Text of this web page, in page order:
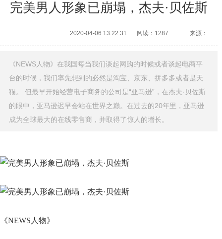
完美男人形象已崩塌，杰夫·贝佐斯
2020-04-06 13:22:31 阅读：1287 来源：
《NEWS人物》在我国每当我们谈起网购的时候或者谈起电商平
台的时候，我们率先想到的必然是淘宝、京东、拼多多或者是天
猫。 但最早开始经营电子商务的公司是“亚马逊”，在杰夫·贝佐斯
的眼中，亚马逊迟早会站在世界之巅。在过去的20年里，亚马逊
成为全球最大的在线零售商，并取得了惊人的增长。
《NEWS人物》